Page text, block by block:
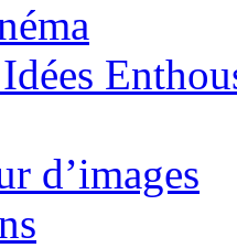
d’images